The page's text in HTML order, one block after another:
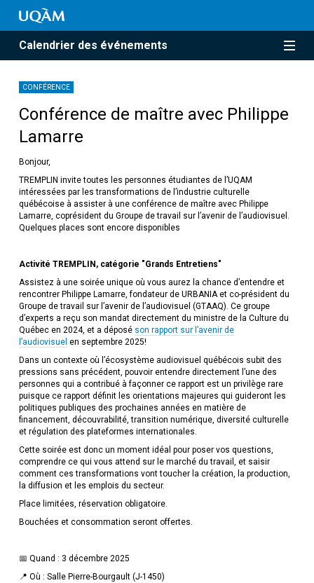
Calendrier des événements
CONFÉRENCE
Conférence de maître avec Philippe
Lamarre
Bonjour,
TREMPLIN invite toutes les personnes étudiantes de l’UQAM
intéressées par les transformations de l’industrie culturelle
québécoise à assister à une conférence de maître avec Philippe
Lamarre, coprésident du Groupe de travail sur l’avenir de l’audiovisuel.
Quelques places sont encore disponibles
Activité TREMPLIN, catégorie "Grands Entretiens"
Assistez à une soirée unique où vous aurez la chance d’entendre et
rencontrer Philippe Lamarre, fondateur de URBANIA et co-président du
Groupe de travail sur l’avenir de l’audiovisuel (GTAAQ). Ce groupe
d’experts a reçu son mandat directement du ministre de la Culture du
Québec en 2024, et a déposé son rapport sur l’avenir de
l’audiovisuel en septembre 2025!
Dans un contexte où l’écosystème audiovisuel québécois subit des
pressions sans précédent, pouvoir entendre directement l’une des
personnes qui a contribué à façonner ce rapport est un privilège rare
puisque ce rapport définit les orientations majeures qui guideront les
politiques publiques des prochaines années en matière de
financement, découvrabilité, transition numérique, diversité culturelle
et régulation des plateformes internationales.
Cette soirée est donc un moment idéal pour poser vos questions,
comprendre ce qui vous attend sur le marché du travail, et saisir
comment ces transformations vont toucher la création, la production,
la diffusion et les emplois du secteur.
Place limitées, réservation obligatoire.
Bouchées et consommation seront offertes.
📅 Quand : 3 décembre 2025
📍 Où : Salle Pierre-Bourgault (J-1450)